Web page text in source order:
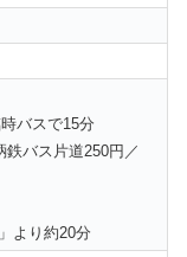
バスで15分
鉄バス片道250円／
より約20分